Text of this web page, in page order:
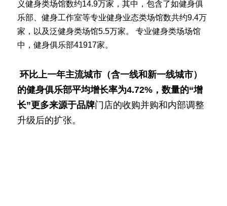
义健身类场馆数约14.9万家，其中，包含了如健身俱
乐部、健身工作室等专业健身业态类场馆数共约9.4万
家，以及泛健身类场馆5.5万家。 专业健身类场场馆
中，健身俱乐部41917家。
的健身俱乐部平均增长率为4.72%，数量的“增
长”更多来源于品牌门店的收购并购和内部调整
升级后的扩张。